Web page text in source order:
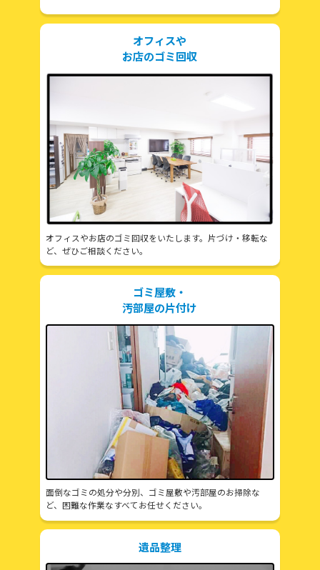
オフィスや
お店のゴミ回収
オフィスやお店のゴミ回収をいたします。片づけ・移転な
ど、ぜひご相談ください。
ゴミ屋敷・
汚部屋の片付け
面倒なゴミの処分や分別、ゴミ屋敷や汚部屋のお掃除な
ど、困難な作業なすべてお任せください。
遺品整理